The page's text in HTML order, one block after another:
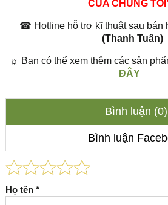
CỦA CHÚNG
☎ Hotline hỗ trợ kĩ thuật sau bán
(Thanh Tuấn)
☼ Bạn có thể xem thêm các sản
ĐÂY
Bình luận (0)
Bình luận
Họ tên *